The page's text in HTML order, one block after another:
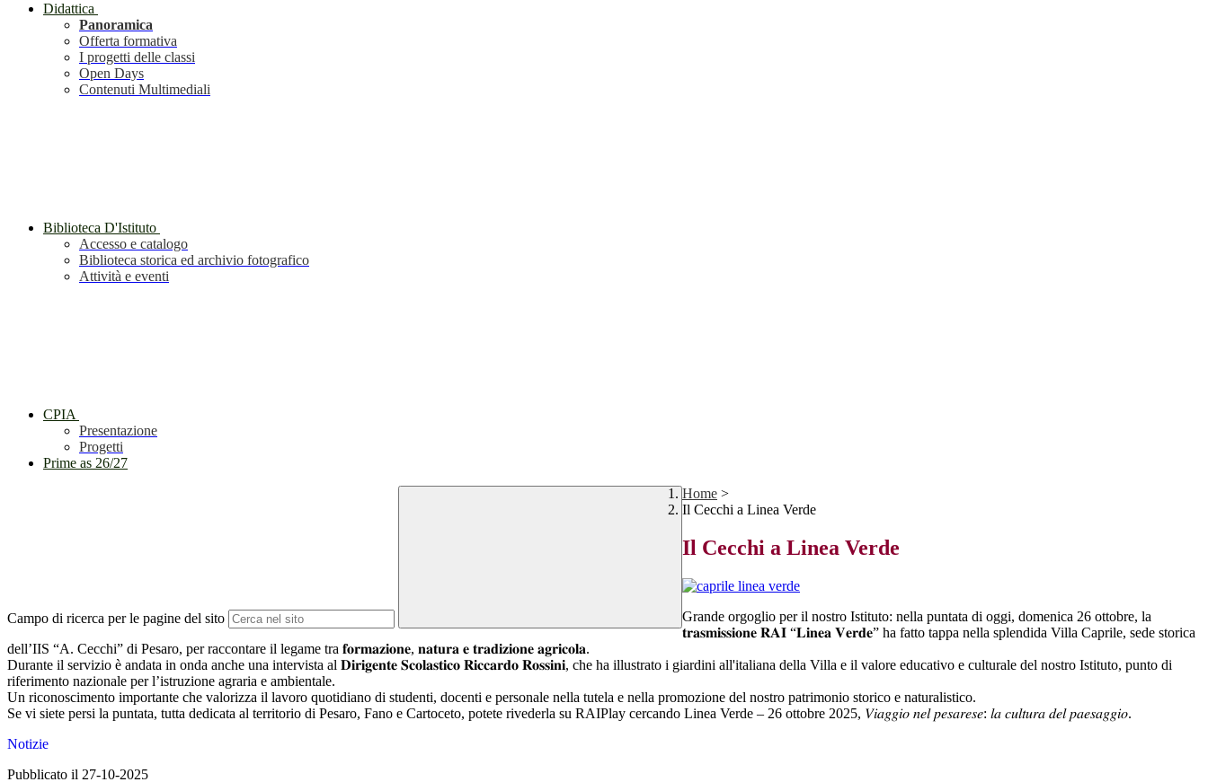
Didattica
Panoramica
Offerta formativa
I progetti delle classi
Open Days
Contenuti Multimediali
Biblioteca D'Istituto
Accesso e catalogo
Biblioteca storica ed archivio fotografico
Attività e eventi
CPIA
Presentazione
Progetti
Prime as 26/27
Campo di ricerca per le pagine del sito
Home >
Il Cecchi a Linea Verde
Il Cecchi a Linea Verde
Grande orgoglio per il nostro Istituto: nella puntata di oggi, domenica 26 ottobre, la
𝐭𝐫𝐚𝐬𝐦𝐢𝐬𝐬𝐢𝐨𝐧𝐞 𝐑𝐀𝐈 “𝐋𝐢𝐧𝐞𝐚 𝐕𝐞𝐫𝐝𝐞” ha fatto tappa nella splendida Villa Caprile, sede storica
dell’IIS “A. Cecchi” di Pesaro, per raccontare il legame tra 𝐟𝐨𝐫𝐦𝐚𝐳𝐢𝐨𝐧𝐞, 𝐧𝐚𝐭𝐮𝐫𝐚 𝐞 𝐭𝐫𝐚𝐝𝐢𝐳𝐢𝐨𝐧𝐞 𝐚𝐠𝐫𝐢𝐜𝐨𝐥𝐚.
Durante il servizio è andata in onda anche una intervista al 𝐃𝐢𝐫𝐢𝐠𝐞𝐧𝐭𝐞 𝐒𝐜𝐨𝐥𝐚𝐬𝐭𝐢𝐜𝐨 𝐑𝐢𝐜𝐜𝐚𝐫𝐝𝐨 𝐑𝐨𝐬𝐬𝐢𝐧𝐢, che ha illustrato i giardini all'italiana della Villa e il valore educativo e culturale del nostro Istituto, punto di
riferimento nazionale per l’istruzione agraria e ambientale.
Un riconoscimento importante che valorizza il lavoro quotidiano di studenti, docenti e personale nella tutela e nella promozione del nostro patrimonio storico e naturalistico.
Se vi siete persi la puntata, tutta dedicata al territorio di Pesaro, Fano e Cartoceto, potete rivederla su RAIPlay cercando Linea Verde – 26 ottobre 2025, 𝑉𝑖𝑎𝑔𝑔𝑖𝑜 𝑛𝑒𝑙 𝑝𝑒𝑠𝑎𝑟𝑒𝑠𝑒: 𝑙𝑎 𝑐𝑢𝑙𝑡𝑢𝑟𝑎 𝑑𝑒𝑙 𝑝𝑎𝑒𝑠𝑎𝑔𝑔𝑖𝑜.
Notizie
Pubblicato il 27-10-2025